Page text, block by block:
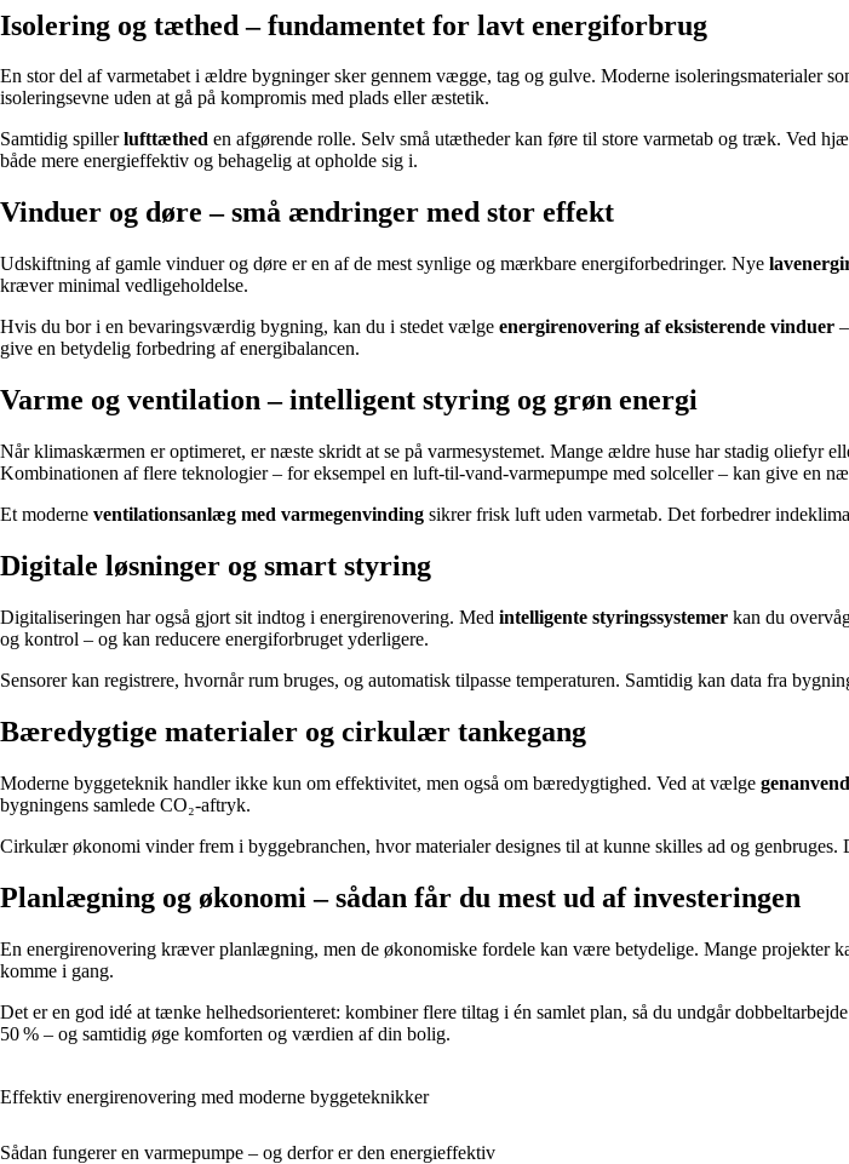
Isolering og tæthed – fundamentet for lavt energiforbrug
En stor del af varmetabet i ældre bygninger sker gennem vægge, tag og gulve. Moderne isoleringsmaterialer
isoleringsevne uden at gå på kompromis med plads eller æstetik.
Samtidig spillerlufttæthed en afgørende rolle. Selv små utætheder kan føre til store varmetab og træk. Ved
både mere energieffektiv og behagelig at opholde sig i.
Vinduer og døre – små ændringer med stor effekt
Udskiftning af gamle vinduer og døre er en af de mest synlige og mærkbare energiforbedringer. Nye
kræver minimal vedligeholdelse.
Hvis du bor i en bevaringsværdig bygning, kan du i stedet vælge energirenovering af eksisterende vinduer
give en betydelig forbedring af energibalancen.
Varme og ventilation – intelligent styring og grøn energi
Når klimaskærmen er optimeret, er næste skridt at se på varmesystemet. Mange ældre huse har stadig oliefyr
Kombinationen af flere teknologier – for eksempel en luft-til-vand-varmepumpe med solceller – kan give en
Et moderne ventilationsanlæg med varmegenvinding sikrer frisk luft uden varmetab. Det forbedrer
Digitale løsninger og smart styring
Digitaliseringen har også gjort sit indtog i energirenovering. Med intelligente styringssystemer kan du
og kontrol – og kan reducere energiforbruget yderligere.
Sensorer kan registrere, hvornår rum bruges, og automatisk tilpasse temperaturen. Samtidig kan data fra
Bæredygtige materialer og cirkulær tankegang
Moderne byggeteknik handler ikke kun om effektivitet, men også om bæredygtighed. Ved at vælge
bygningens samlede CO₂-aftryk.
Cirkulær økonomi vinder frem i byggebranchen, hvor materialer designes til at kunne skilles ad og
Planlægning og økonomi – sådan får du mest ud af investeringen
En energirenovering kræver planlægning, men de økonomiske fordele kan være betydelige. Mange projekter
komme i gang.
Det er en god idé at tænke helhedsorienteret: kombiner flere tiltag i én samlet plan, så du undgår
50 % – og samtidig øge komforten og værdien af din bolig.
Effektiv energirenovering med moderne byggeteknikker
Sådan fungerer en varmepumpe – og derfor er den energieffektiv